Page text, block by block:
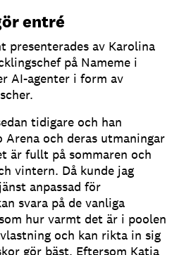
entré
presenterades av Karolina
på Nameme i
AI-agenter i form av
tidigare och han
och deras utmaningar
är fullt på sommaren och
vintern. Då kunde jag
anpassad för
svara på de vanliga
hur varmt det är i poolen
och kan rikta in sig
gör bäst. Eftersom Katja